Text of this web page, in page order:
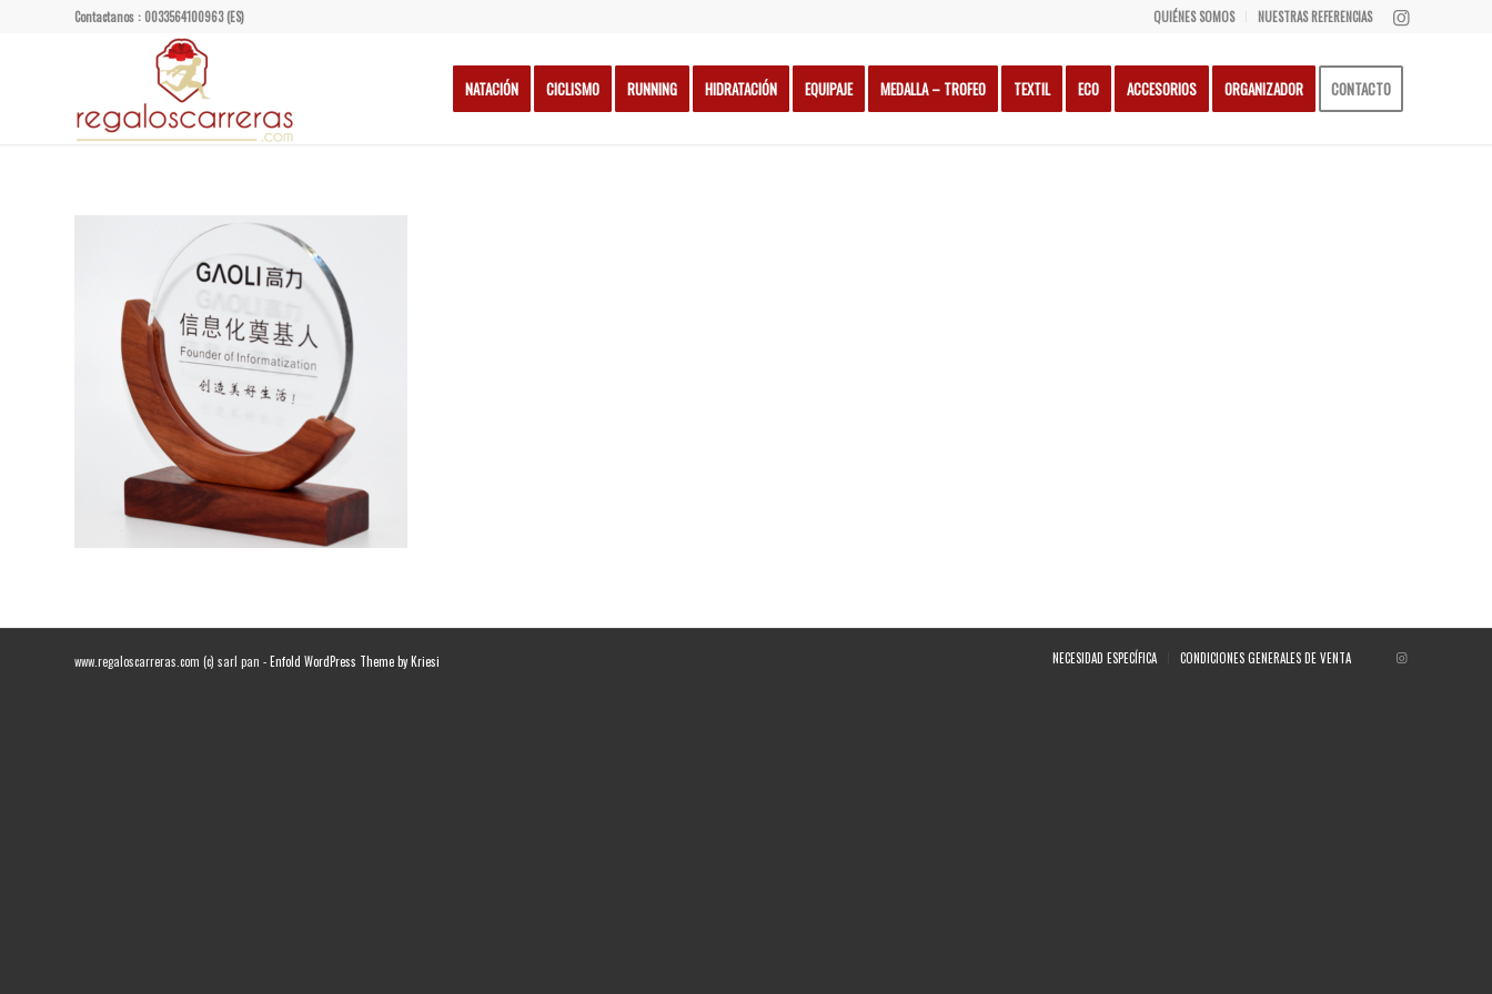
QUIÉNES SOMOS NUESTRAS REFERENCIAS
Contactanos : 0033564100963 (ES)
NATACIÓN CICLISMO RUNNING HIDRATACIÓN EQUIPAJE MEDALLA – TROFEO TEXTIL ECO ACCESORIOS ORGANIZADOR CONTACTO
www.regaloscarreras.com (c) sarl pan -Enfold WordPress Theme by Kriesi NECESIDAD ESPECÍFICA CONDICIONES GENERALES DE VENTA